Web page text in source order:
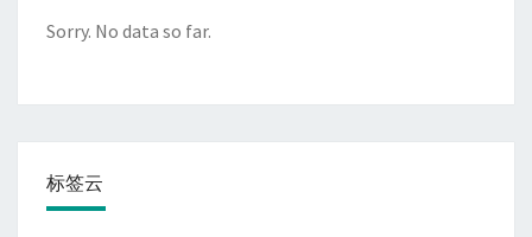
Sorry. No data so far.
标签云